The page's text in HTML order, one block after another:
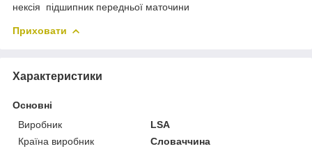
нексія підшипник передньої маточини
Приховати
Характеристики
Основні
Виробник
LSA
Країна виробник
Словаччина